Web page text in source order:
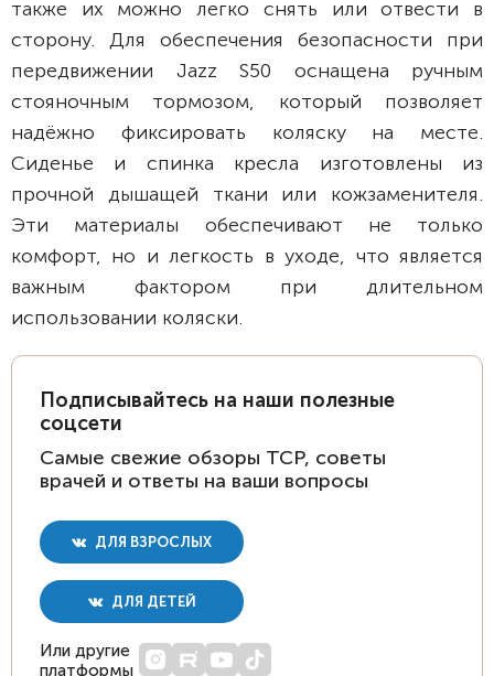
также их можно легко снять или отвести в
сторону. Для обеспечения безопасности при
передвижении Jazz S50 оснащена ручным
стояночным тормозом, который позволяет
надёжно фиксировать коляску на месте.
Сиденье и спинка кресла изготовлены из
прочной дышащей ткани или кожзаменителя.
Эти материалы обеспечивают не только
комфорт, но и легкость в уходе, что является
важным фактором при длительном
использовании коляски.
Подписывайтесь на наши полезные
соцсети
Самые свежие обзоры ТСР, советы
врачей и ответы на ваши вопросы
ДЛЯ ВЗРОСЛЫХ
ДЛЯ ДЕТЕЙ
Или другие
платформы